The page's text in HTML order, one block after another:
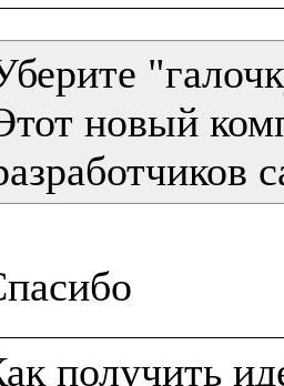
новый
получить